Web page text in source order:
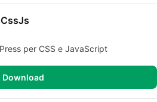
per CSS e JavaScript
Download